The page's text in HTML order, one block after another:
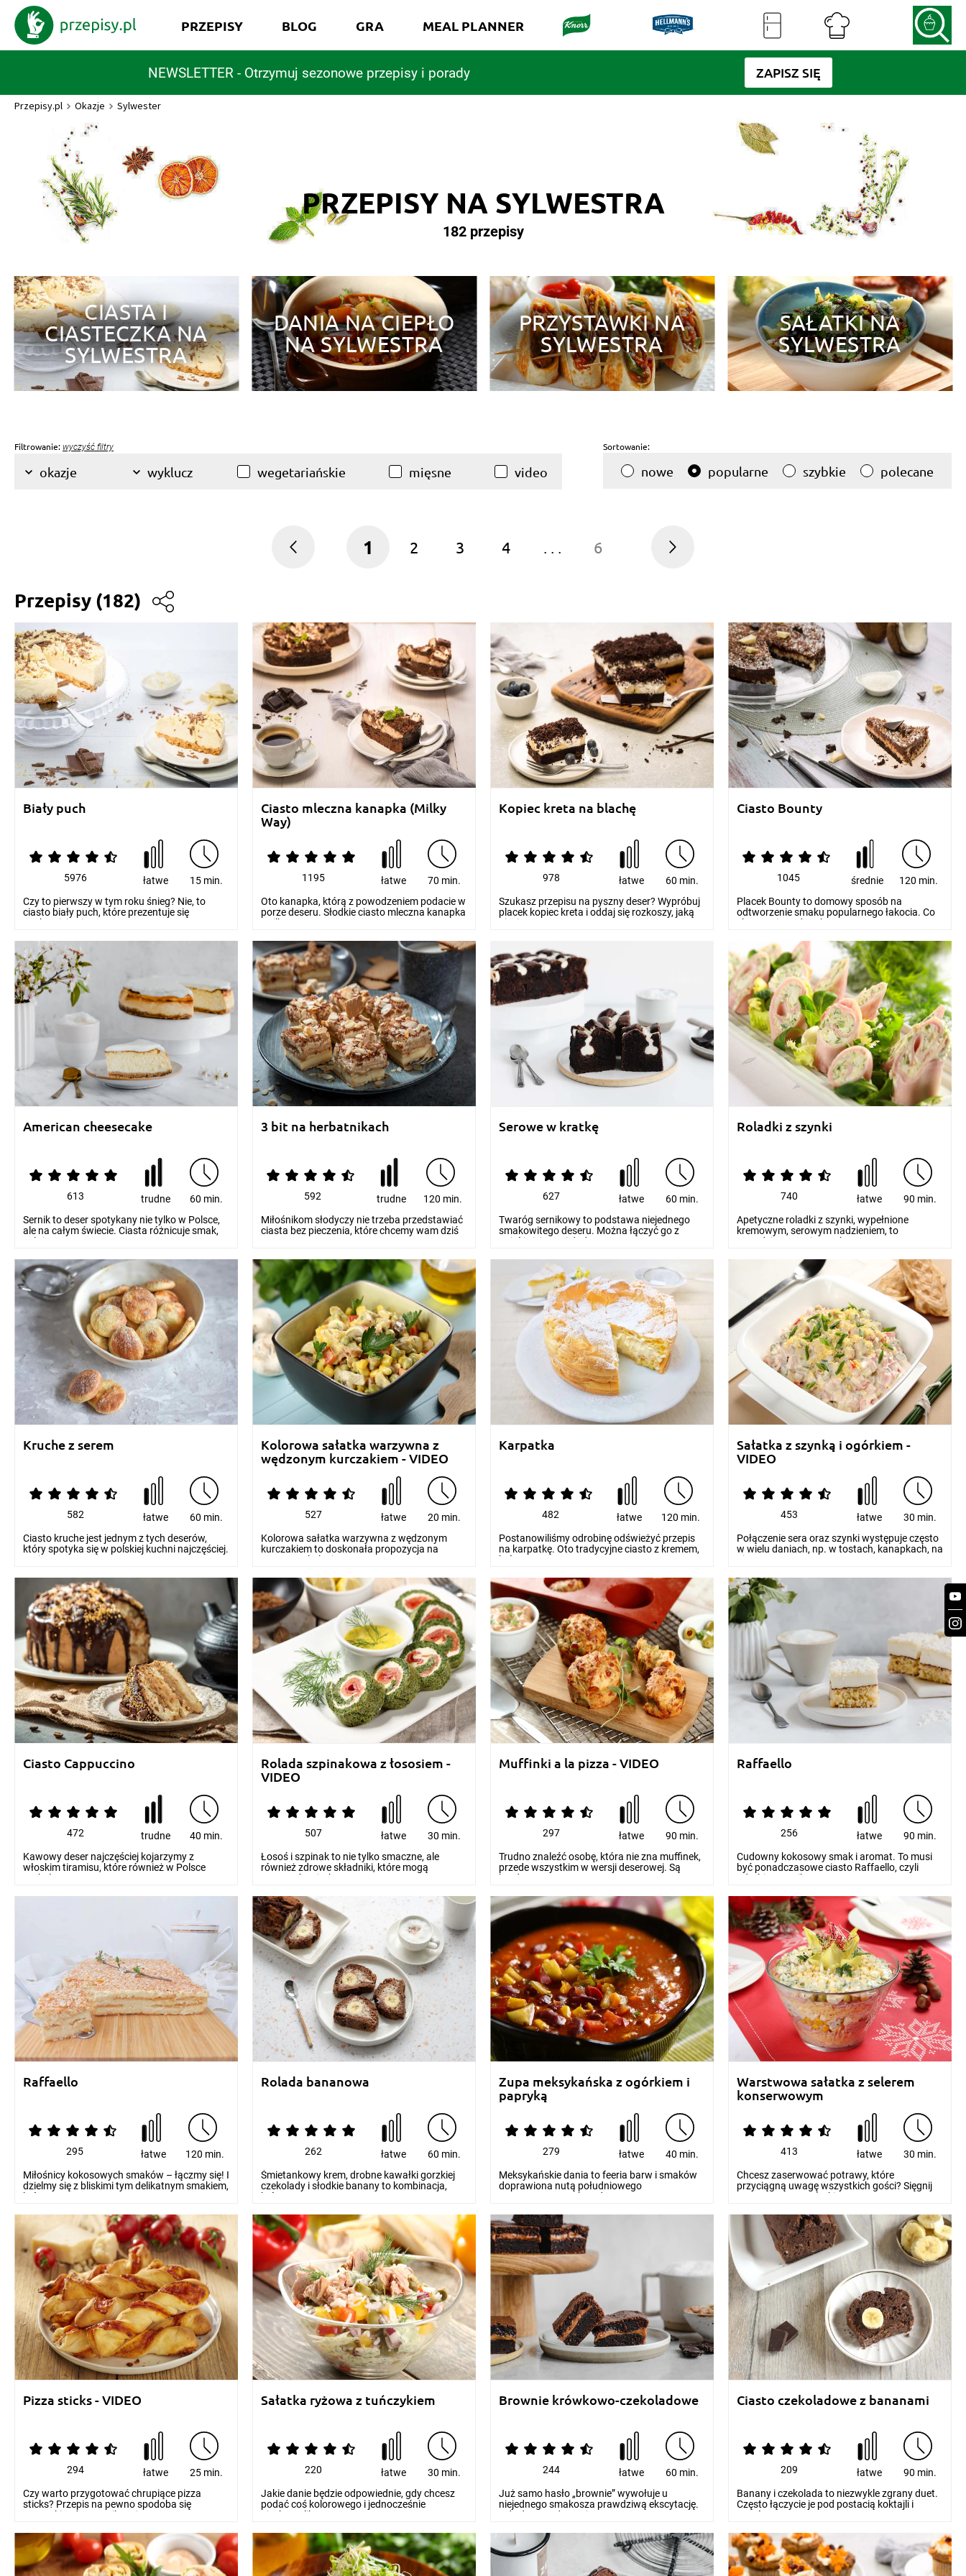
NEWSLETTER - Otrzymuj sezonowe przepisy i porady ZAPISZ SIĘ
PRZEPISY BLOG GRA MEAL PLANNER
Przepisy.pl Okazje Sylwester
PRZEPISY NA SYLWESTRA
182 przepisy
CIASTA I
CIASTECZKA NA
SYLWESTRA
DANIA NA CIEPŁO
NA SYLWESTRA
PRZYSTAWKI NA
SYLWESTRA
SAŁATKI NA
SYLWESTRA
Filtrowanie: wyczyść filtry
okazje wyklucz wegetariańskie mięsne video
Sortowanie:
nowe popularne szybkie polecane
1 2 3 4 6
Przepisy (182)
Biały puch
5976 łatwe
15 min.
Czy to pierwszy w tym roku śnieg? Nie, to
ciasto biały puch, które prezentuje się
znakomicie niez...
Ciasto mleczna kanapka (Milky
Way)
1195 łatwe
70 min.
Oto kanapka, którą z powodzeniem podacie w
porze deseru. Słodkie ciasto mleczna kanapka
„Milky Wa...
Kopiec kreta na blachę
978 łatwe
60 min.
Szukasz przepisu na pyszny deser? Wypróbuj
placek kopiec kreta i oddaj się rozkoszy, jaką
niesie...
Ciasto Bounty
1045 średnie
120 min.
Placek Bounty to domowy sposób na
odtworzenie smaku popularnego łakocia. Co
skrywa się pod grubą...
American cheesecake
613 trudne
60 min.
Sernik to deser spotykany nie tylko w Polsce,
ale na całym świecie. Ciasta różnicuje smak,
zależn...
3 bit na herbatnikach
592 trudne
120 min.
Miłośnikom słodyczy nie trzeba przedstawiać
ciasta bez pieczenia, które chcemy wam dziś
Serowe w kratkę
627 łatwe
60 min.
Twaróg sernikowy to podstawa niejednego
smakowitego deseru. Można łączyć go z
najróżniejszymi dod...
Roladki z szynki
740 łatwe
90 min.
Apetyczne roladki z szynki, wypełnione
kremowym, serowym nadzieniem, to
prawdziwa poezja smaku. M...
Kruche z serem
582 łatwe
60 min.
Ciasto kruche jest jednym z tych deserów,
który spotyka się w polskiej kuchni najczęściej.
Na jeg...
Kolorowa sałatka warzywna z
wędzonym kurczakiem - VIDEO
527 łatwe
20 min.
Kolorowa sałatka warzywna z wędzonym
kurczakiem to doskonała propozycja na
uroczystą kolację czy...
Karpatka
482 łatwe
120 min.
Postanowiliśmy odrobinę odświeżyć przepis
na karpatkę. Oto tradycyjne ciasto z kremem,
które prze...
Sałatka z szynką i ogórkiem -
VIDEO
453 łatwe
30 min.
Połączenie sera oraz szynki występuje często
w wielu daniach, np. w tostach, kanapkach, na
pizzy...
Ciasto Cappuccino
472 trudne
40 min.
Kawowy deser najczęściej kojarzymy z
włoskim tiramisu, które również w Polsce
zyskało ogromną gru...
Rolada szpinakowa z łososiem -
VIDEO
507 łatwe
30 min.
Łosoś i szpinak to nie tylko smaczne, ale
również zdrowe składniki, które mogą
stworzyć wyjątkowe...
Muffinki a la pizza - VIDEO
297 łatwe
90 min.
Trudno znaleźć osobę, która nie zna muffinek,
przede wszystkim w wersji deserowej. Są
bardzo pros...
Raffaello
256 łatwe
90 min.
Cudowny kokosowy smak i aromat. To musi
być ponadczasowe ciasto Raffaello, czyli
odrobina tropika...
Raffaello
295 łatwe
120 min.
Miłośnicy kokosowych smaków – łączmy się! I
dzielmy się z bliskimi tym delikatnym smakiem,
który...
Rolada bananowa
262 łatwe
60 min.
Śmietankowy krem, drobne kawałki gorzkiej
czekolady i słodkie banany to kombinacja,
która w porze...
Zupa meksykańska z ogórkiem i
papryką
279 łatwe
40 min.
Meksykańskie dania to feeria barw i smaków
doprawiona nutą południowego
temperamentu. Ich podstaw...
Warstwowa sałatka z selerem
konserwowym
413 łatwe
30 min.
Chcesz zaserwować potrawy, które
przyciągną uwagę wszystkich gości? Sięgnij
po warstwowe sałatki...
Pizza sticks - VIDEO
294 łatwe
25 min.
Czy warto przygotować chrupiące pizza
sticks? Przepis na pewno spodoba się
wszystkim domownikom i...
Sałatka ryżowa z tuńczykiem
220 łatwe
30 min.
Jakie danie będzie odpowiednie, gdy chcesz
podać coś kolorowego i jednocześnie
nieskomplikowanego...
Brownie krówkowo-czekoladowe
244 łatwe
60 min.
Już samo hasło „brownie” wywołuje u
niejednego smakosza prawdziwą ekscytację.
Gdy do tego dorzuci...
Ciasto czekoladowe z bananami
209 łatwe
90 min.
Banany i czekolada to niezwykle zgrany duet.
Często łączycie je pod postacią koktajli i
musów? Ko...